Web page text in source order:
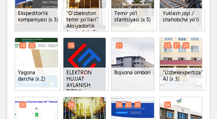
Ekspeditorlik
kompaniyasi (x 3)
"O‘zbekiston
temir yo‘llari"
Aksiyadorlik
Jamiyati(x 3)
Temir yoʻl
stantsiyasi(x 5)
Yuklash joyi /
shahobcha yo'li
Yagona
darcha (x 2)
18 22
ELEKTRON
HUJJAT
AYLANISH
TIZIMI
19
Bojxona ombori
21
“Uzbekexpertiza”
AJ(x 3)
23 27 29
26 28 30 32 33 34